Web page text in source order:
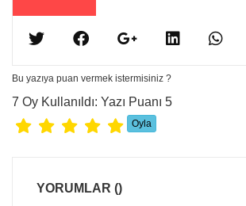
Bu yazıya puan vermek istermisiniz ?
7 Oy Kullanıldı: Yazı Puanı 5
YORUMLAR ()